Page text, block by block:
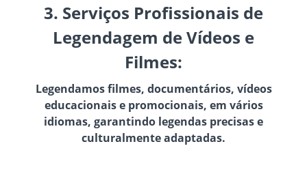
3. Serviços Profissionais de
Legendagem de Vídeos e
Filmes:
Legendamos filmes, documentários, vídeos
educacionais e promocionais, em vários
idiomas, garantindo legendas precisas e
culturalmente adaptadas.